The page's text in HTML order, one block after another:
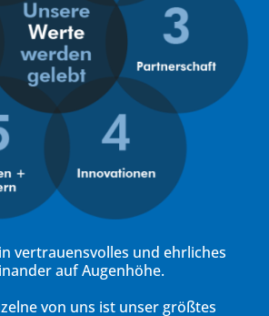
vertrauensvolles und ehrliches
auf Augenhöhe.
von uns ist unser größtes